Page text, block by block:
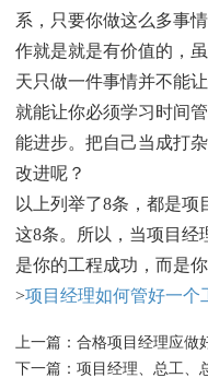
系，只要你做这么多事
作就是就是有价值的，
天只做一件事情并不能
就能让你必须学习时间
能进步。把自己当成打
改进呢？
以上列举了8条，都是
这8条。所以，当项目经
是你的工程成功，而是
>项目经理如何管好一个
上一篇：合格项目经理应做
下一篇：项目经理、总工、